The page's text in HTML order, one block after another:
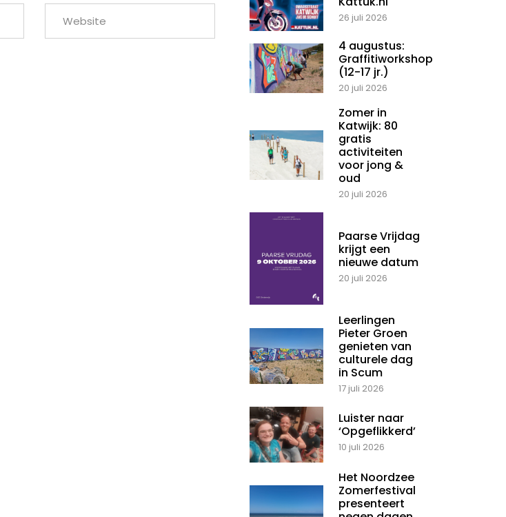
26 juli 2026
4 augustus:
Graffitiworkshop
(12-17 jr.)
20 juli 2026
Zomer in
Katwijk: 80
gratis
activiteiten
voor jong &
oud
20 juli 2026
Paarse Vrijdag
krijgt een
nieuwe datum
20 juli 2026
Leerlingen
Pieter Groen
genieten van
culturele dag
in Scum
17 juli 2026
Luister naar
‘Opgeflikkerd’
10 juli 2026
Het Noordzee
Zomerfestival
presenteert